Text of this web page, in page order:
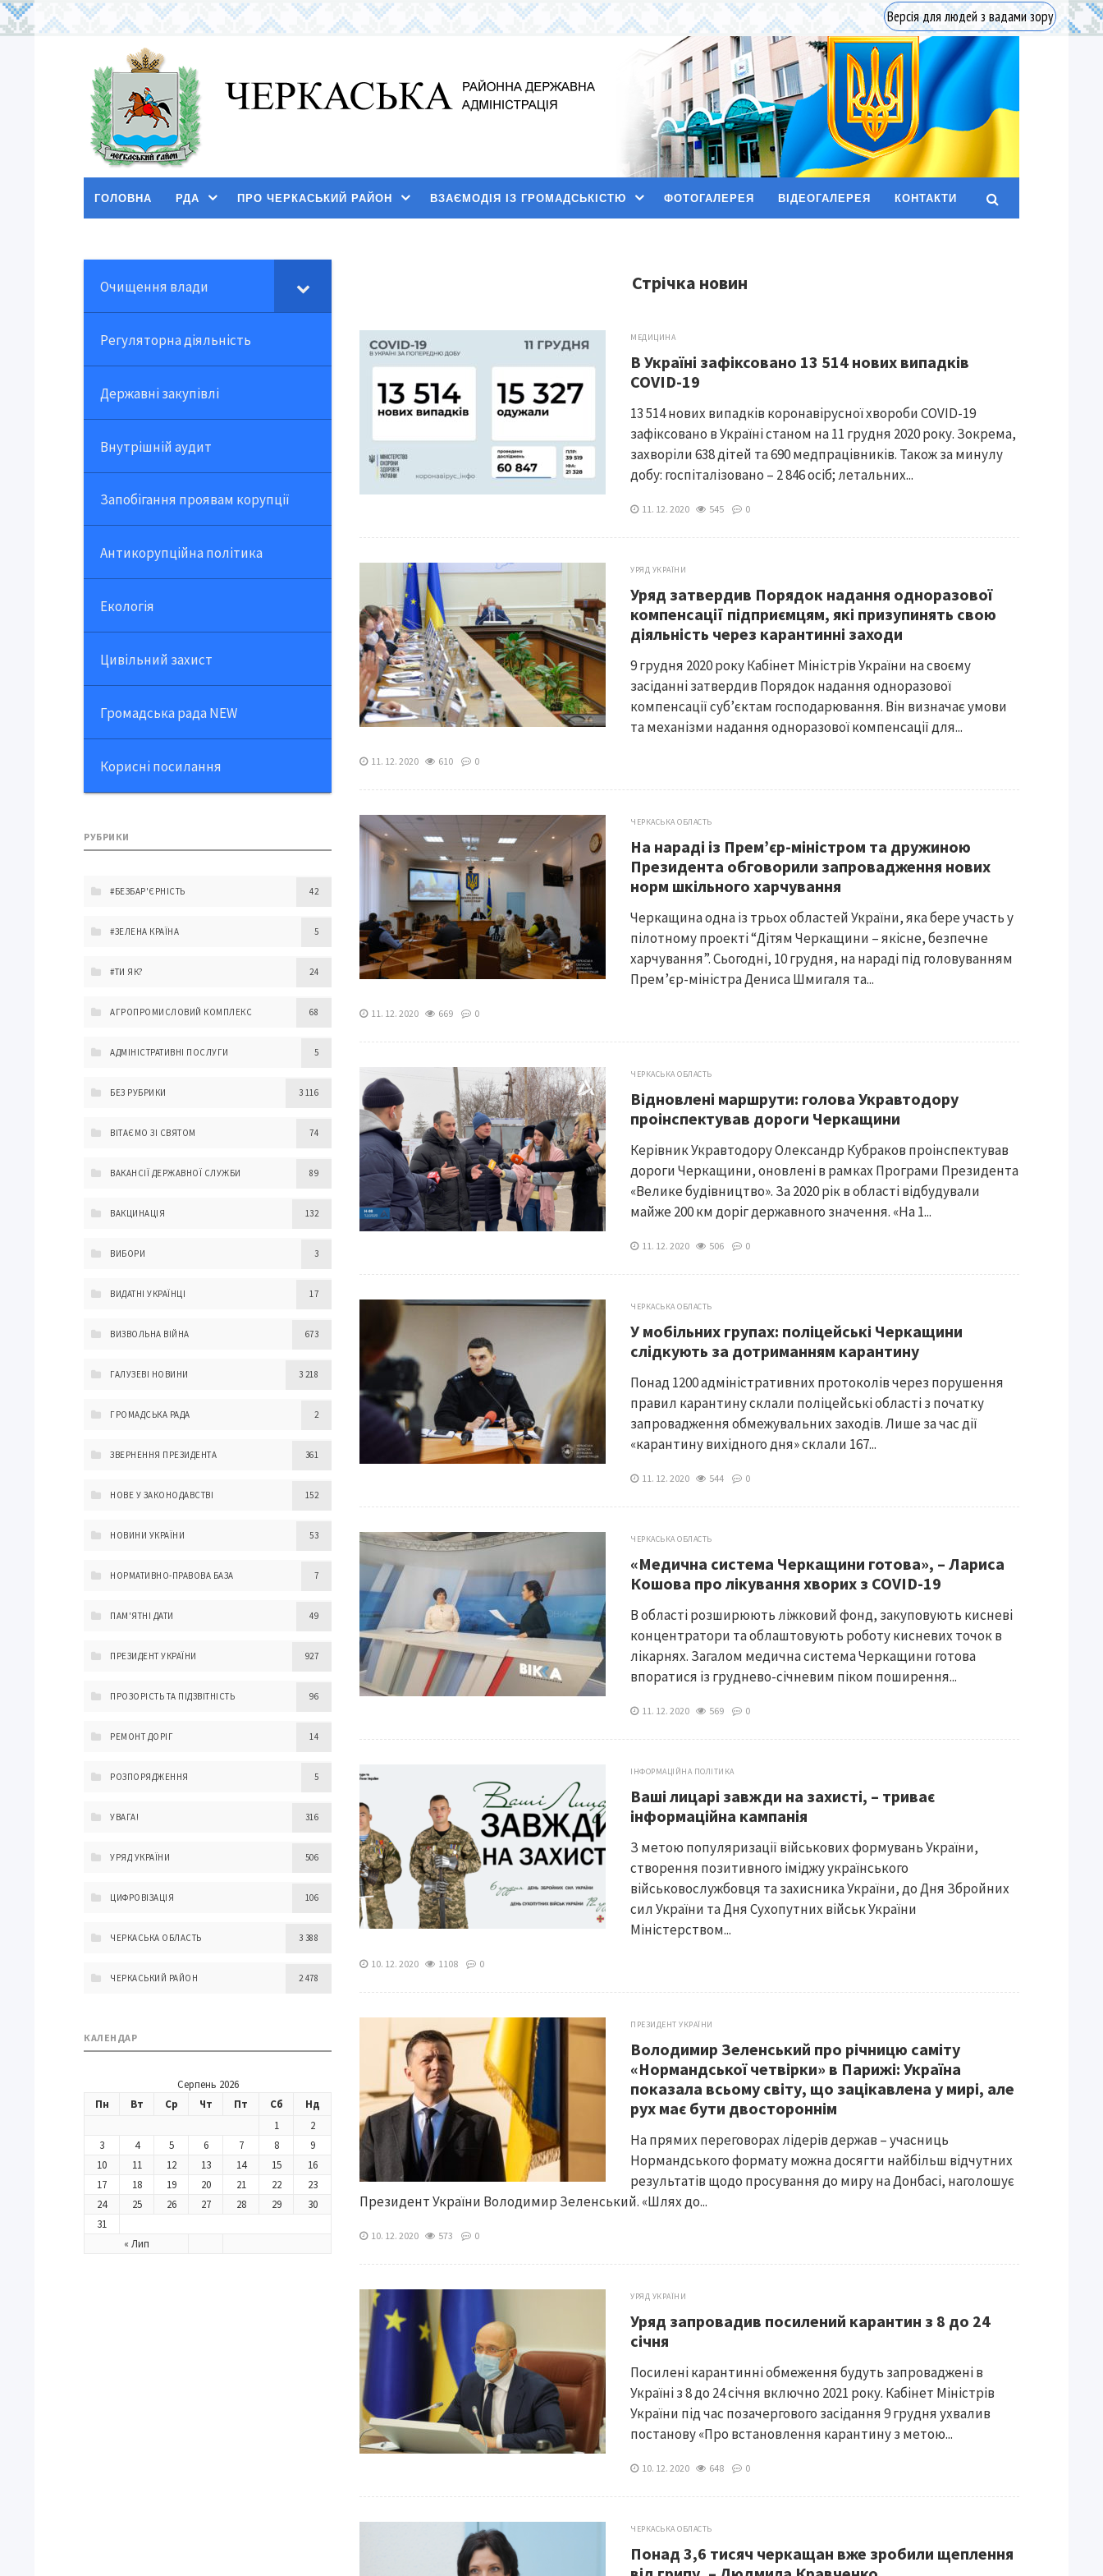
Версія для людей з вадами зору
ГОЛОВНА РДА ПРО ЧЕРКАСЬКИЙ РАЙОН ВЗАЄМОДІЯ ІЗ ГРОМАДСЬКІСТЮ ФОТОГАЛЕРЕЯ ВІДЕОГАЛЕРЕЯ КОНТАКТИ
Стрічка новин
МЕДИЦИНА
В Україні зафіксовано 13 514 нових випадків
COVID-19
13 514 нових випадків коронавірусної хвороби COVID-19
зафіксовано в Україні станом на 11 грудня 2020 року. Зокрема,
захворіли 638 дітей та 690 медпрацівників. Також за минулу
добу: госпіталізовано – 2 846 осіб; летальних...
11. 12. 2020 545 0
УРЯД УКРАЇНИ
Уряд затвердив Порядок надання одноразової
компенсації підприємцям, які призупинять свою
діяльність через карантинні заходи
9 грудня 2020 року Кабінет Міністрів України на своєму
засіданні затвердив Порядок надання одноразової
компенсації суб’єктам господарювання. Він визначає умови
та механізми надання одноразової компенсації для...
11. 12. 2020 610 0
ЧЕРКАСЬКА ОБЛАСТЬ
На нараді із Прем’єр-міністром та дружиною
Президента обговорили запровадження нових
норм шкільного харчування
Черкащина одна із трьох областей України, яка бере участь у
пілотному проекті “Дітям Черкащини – якісне, безпечне
харчування”. Сьогодні, 10 грудня, на нараді під головуванням
Прем’єр-міністра Дениса Шмигаля та...
11. 12. 2020 669 0
ЧЕРКАСЬКА ОБЛАСТЬ
Відновлені маршрути: голова Укравтодору
проінспектував дороги Черкащини
Керівник Укравтодору Олександр Кубраков проінспектував
дороги Черкащини, оновлені в рамках Програми Президента
«Велике будівництво». За 2020 рік в області відбудували
майже 200 км доріг державного значення. «На 1...
11. 12. 2020 506 0
ЧЕРКАСЬКА ОБЛАСТЬ
У мобільних групах: поліцейські Черкащини
слідкують за дотриманням карантину
Понад 1200 адміністративних протоколів через порушення
правил карантину склали поліцейські області з початку
запровадження обмежувальних заходів. Лише за час дії
«карантину вихідного дня» склали 167...
11. 12. 2020 544 0
ЧЕРКАСЬКА ОБЛАСТЬ
«Медична система Черкащини готова», – Лариса
Кошова про лікування хворих з COVID-19
В області розширюють ліжковий фонд, закуповують кисневі
концентратори та облаштовують роботу кисневих точок в
лікарнях. Загалом медична система Черкащини готова
впоратися із груднево-січневим піком поширення...
11. 12. 2020 569 0
ІНФОРМАЦІЙНА ПОЛІТИКА
Ваші лицарі завжди на захисті, – триває
інформаційна кампанія
З метою популяризації військових формувань України,
створення позитивного іміджу українського
військовослужбовця та захисника України, до Дня Збройних
сил України та Дня Сухопутних військ України
Міністерством...
10. 12. 2020 1108 0
ПРЕЗИДЕНТ УКРАЇНИ
Володимир Зеленський про річницю саміту
«Нормандської четвірки» в Парижі: Україна
показала всьому світу, що зацікавлена у мирі, але
рух має бути двостороннім
На прямих переговорах лідерів держав – учасниць
Нормандського формату можна досягти найбільш відчутних
результатів щодо просування до миру на Донбасі, наголошує
Президент України Володимир Зеленський. «Шлях до...
10. 12. 2020 573 0
УРЯД УКРАЇНИ
Уряд запровадив посилений карантин з 8 до 24
січня
Посилені карантинні обмеження будуть запроваджені в
Україні з 8 до 24 січня включно 2021 року. Кабінет Міністрів
України під час позачергового засідання 9 грудня ухвалив
постанову «Про встановлення карантину з метою...
10. 12. 2020 648 0
ЧЕРКАСЬКА ОБЛАСТЬ
Понад 3,6 тисяч черкащан вже зробили щеплення
Очищення влади
Регуляторна діяльність
Державні закупівлі
Внутрішній аудит
Запобігання проявам корупції
Антикорупційна політика
Екологія
Цивільний захист
Громадська рада NEW
Корисні посилання
РУБРИКИ
#БЕЗБАР'ЄРНІСТЬ 42
#ЗЕЛЕНА КРАЇНА 5
#ТИ ЯК? 24
АГРОПРОМИСЛОВИЙ КОМПЛЕКС 68
АДМІНІСТРАТИВНІ ПОСЛУГИ 5
БЕЗ РУБРИКИ 3 116
ВІТАЄМО ЗІ СВЯТОМ 74
ВАКАНСІЇ ДЕРЖАВНОЇ СЛУЖБИ 89
ВАКЦИНАЦІЯ 132
ВИБОРИ 3
ВИДАТНІ УКРАЇНЦІ 17
ВИЗВОЛЬНА ВІЙНА 673
ГАЛУЗЕВІ НОВИНИ 3 218
ГРОМАДСЬКА РАДА 2
ЗВЕРНЕННЯ ПРЕЗИДЕНТА 361
НОВЕ У ЗАКОНОДАВСТВІ 152
НОВИНИ УКРАЇНИ 53
НОРМАТИВНО-ПРАВОВА БАЗА 7
ПАМ'ЯТНІ ДАТИ 49
ПРЕЗИДЕНТ УКРАЇНИ 927
ПРОЗОРІСТЬ ТА ПІДЗВІТНІСТЬ 96
РЕМОНТ ДОРІГ 14
РОЗПОРЯДЖЕННЯ 5
УВАГА! 316
УРЯД УКРАЇНИ 506
ЦИФРОВІЗАЦІЯ 106
ЧЕРКАСЬКА ОБЛАСТЬ 3 388
ЧЕРКАСЬКИЙ РАЙОН 2 478
КАЛЕНДАР
Серпень 2026
Пн
Вт Ср Чт Пт Сб Нд
« Лип
1
2
3
4 5 6 7 8
9
10
11 12 13 14 15
16
17
18 19 20 21 22
23
24
25 26 27 28 29
30
31